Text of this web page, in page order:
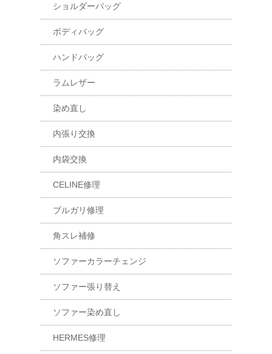
ショルダーバッグ
ボディバッグ
ハンドバッグ
ラムレザー
染め直し
内張り交換
内袋交換
CELINE修理
ブルガリ修理
角スレ補修
ソファーカラーチェンジ
ソファー張り替え
ソファー染め直し
HERMES修理